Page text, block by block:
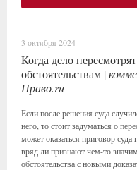
3 октября 2024
Когда дело
обстоятельствам |
Право.ru
Если после решения суда
него, то стоит задуматься о
может оказаться приговор
вряд ли признают чем-то
обстоятельства с новыми